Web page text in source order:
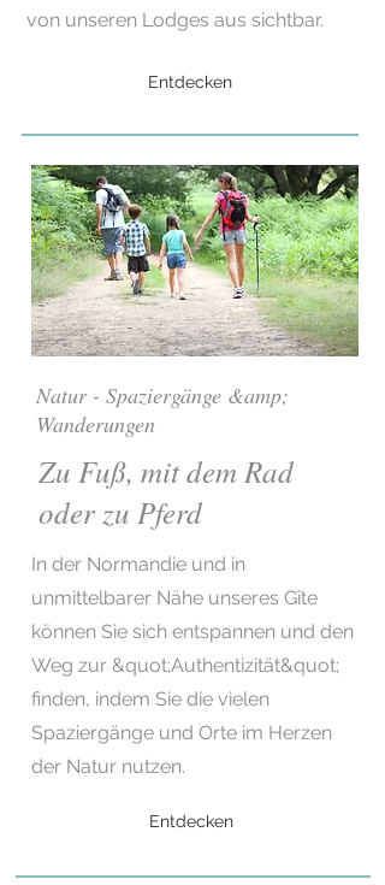
von unseren Lodges aus sichtbar.
Entdecken
Natur - Spaziergänge &amp;
Wanderungen
Zu Fuß, mit dem Rad
oder zu Pferd
In der Normandie und in
unmittelbarer Nähe unseres Gîte
können Sie sich entspannen und den
Weg zur &quot;Authentizität&quot;
finden, indem Sie die vielen
Spaziergänge und Orte im Herzen
der Natur nutzen.
Entdecken